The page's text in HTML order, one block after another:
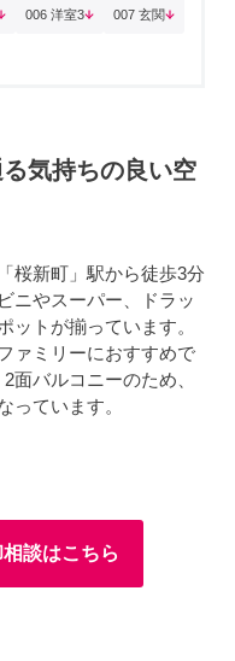
006 洋室3 007 玄関
気持ちの良い空
桜新町」駅から徒歩3分
ニやスーパー、ドラッ
ットが揃っています。
ァミリーにおすすめで
面バルコニーのため、
っています。
談はこちら